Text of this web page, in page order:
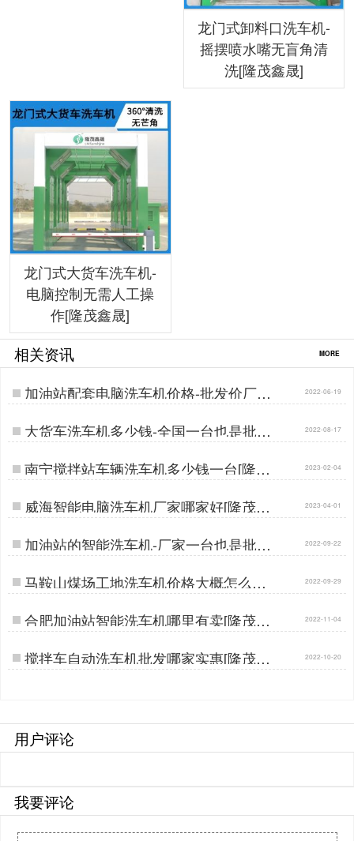
龙门式卸料口洗车机-
摇摆喷水嘴无盲角清
洗[隆茂鑫晟]
龙门式大货车洗车机-
电脑控制无需人工操
作[隆茂鑫晟]
相关资讯 MORE
加油站配套电脑洗车机价格-批发价厂家
在这里[隆茂鑫晟]…
2022-06-19
大货车洗车机多少钱-全国一台也是批发
价[隆茂鑫晟]…
2022-08-17
南宁搅拌站车辆洗车机多少钱一台[隆茂
鑫晟]…
2023-02-04
威海智能电脑洗车机厂家哪家好[隆茂鑫
晟]…
2023-04-01
加油站的智能洗车机-厂家一台也是批发
价[隆茂鑫晟]…
2022-09-22
马鞍山煤场工地洗车机价格大概怎么样
[隆茂鑫晟]…
2022-09-29
合肥加油站智能洗车机哪里有卖[隆茂鑫
晟]…
2022-11-04
搅拌车自动洗车机批发哪家实惠[隆茂鑫
晟]…
2022-10-20
用户评论
我要评论